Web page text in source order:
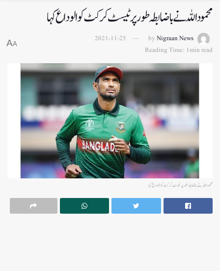
محمود اللہ نے باضابطہ طورپر ٹیسٹ کرکٹ کوالوداع کہا
by Nigraan News
2021-11-25
Reading Time: 1min read
A
A
محمود اللہ نے باضابطہ طورپر ٹیسٹ کرکٹ کوالوداع کہا